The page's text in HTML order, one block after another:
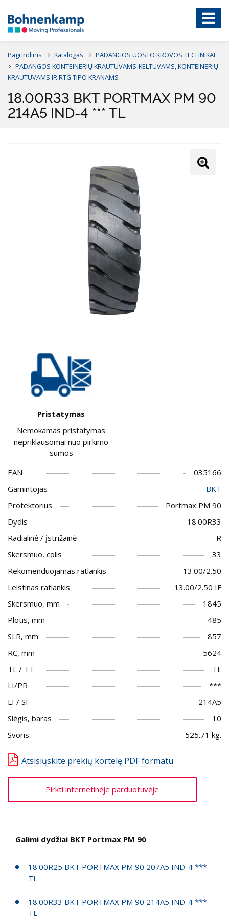
Pagrindinis Katalogas
PADANGOS UOSTO KROVOS TECHNIKAI
PADANGOS KONTEINERIŲ KRAUTUVAMS-KELTUVAMS, KONTEINERIŲ
KRAUTUVAMS IR RTG TIPO KRANAMS
18.00R33 BKT PORTMAX PM 90
214A5 IND-4 *** TL
Pristatymas
Nemokamas pristatymas
nepriklausomai nuo pirkimo
sumos
EAN
035166
Gamintojas
BKT
Protektorius
Portmax PM 90
Dydis
18.00R33
Radialinė / įstrižainė
R
Skersmuo, colis
33
Rekomenduojamas ratlankis
13.00/2.50
Leistinas ratlankis
13.00/2.50 IF
Skersmuo, mm
1845
Plotis, mm
485
SLR, mm
857
RC, mm
5624
TL / TT
TL
LI/PR
***
LI / SI
214A5
Slėgis, baras
10
Svoris:
525.71 kg.
Atsisiųskite prekių kortelę PDF formatu
Pirkti internetinėje parduotuvėje
Galimi dydžiai BKT Portmax PM 90
18.00R25 BKT PORTMAX PM 90 207A5 IND-4 ***
TL
18.00R33 BKT PORTMAX PM 90 214A5 IND-4 ***
TL